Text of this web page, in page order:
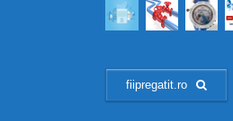
fiipregatit.ro